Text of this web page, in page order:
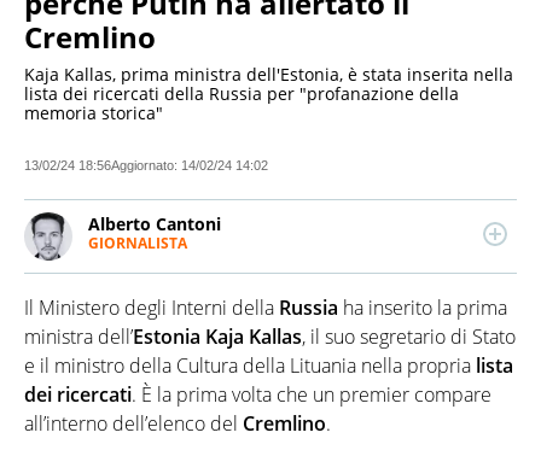
Cremlino
Kaja Kallas, prima ministra dell'Estonia, è stata inserita nella
lista dei ricercati della Russia per "profanazione della
memoria storica"
13/02/24 18:56Aggiornato: 14/02/24 14:02
Alberto Cantoni
GIORNALISTA
tecnologia e l’innovazione. Dopo una laurea in
Comunicazione e un master in Giornalismo muove i
primi passi nelle redazioni di alcune testate
nazionali tra Milano e Roma. Attualmente collabora
con diverse realtà editoriali.
Il Ministero degli Interni della Russia ha inserito la prima
ministra dell’Estonia Kaja Kallas, il suo segretario di Stato
e il ministro della Cultura della Lituania nella propria lista
dei ricercati. È la prima volta che un premier compare
all’interno dell’elenco del Cremlino.